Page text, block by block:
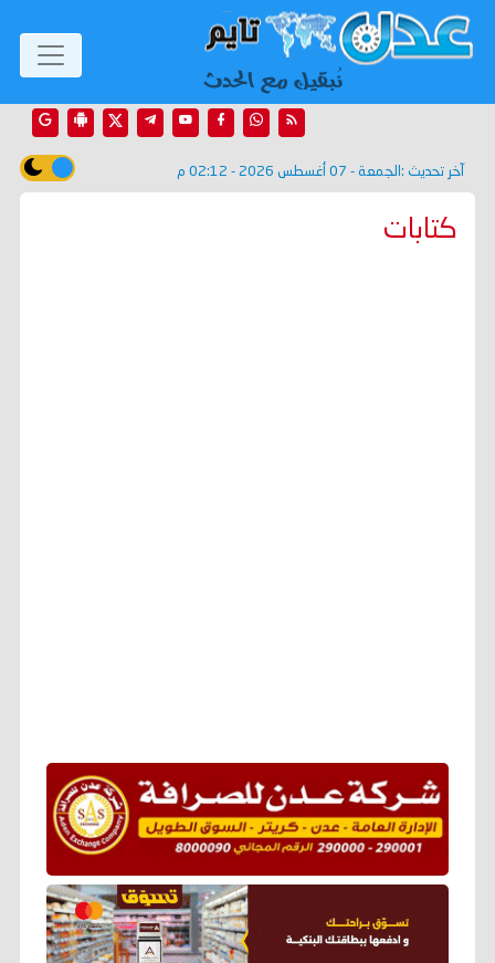
آخر تحديث : الجمعة - 07 أغسطس 2026 - 02:12 م
كتابات